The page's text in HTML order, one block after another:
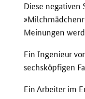
Diese negativen
Meinungen
Ein Ingenieur
sechsköpfigen
Ein Arbeiter im